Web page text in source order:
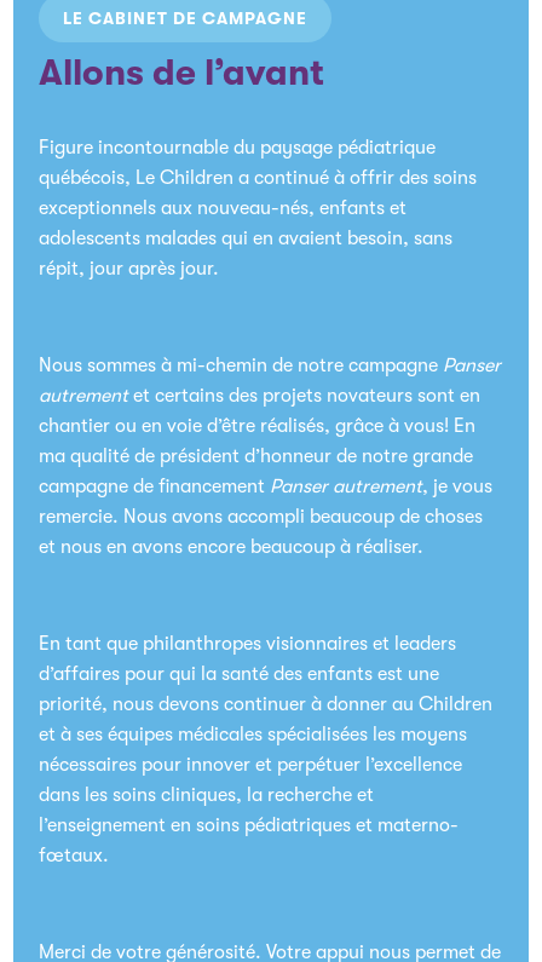
LE CABINET DE CAMPAGNE
Allons de l’avant
Figure incontournable du paysage pédiatrique
québécois, Le Children a continué à offrir des soins
exceptionnels aux nouveau-nés, enfants et
adolescents malades qui en avaient besoin, sans
répit, jour après jour.
Nous sommes à mi-chemin de notre campagne Panser
autrementet certains des projets novateurs sont en
chantier ou en voie d’être réalisés, grâce à vous! En
ma qualité de président d’honneur de notre grande
campagne de financement Panser autrement, je vous
remercie. Nous avons accompli beaucoup de choses
et nous en avons encore beaucoup à réaliser.
En tant que philanthropes visionnaires et leaders
d’affaires pour qui la santé des enfants est une
priorité, nous devons continuer à donner au Children
et à ses équipes médicales spécialisées les moyens
nécessaires pour innover et perpétuer l’excellence
dans les soins cliniques, la recherche et
l’enseignement en soins pédiatriques et materno-
fœtaux.
Merci de votre générosité. Votre appui nous permet de